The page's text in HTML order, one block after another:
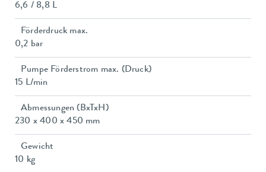
6,6 / 8,8 L
Förderdruck max.
0,2 bar
Pumpe Förderstrom max. (Druck)
15 L/min
Abmessungen (BxTxH)
230 x 400 x 450 mm
Gewicht
10 kg